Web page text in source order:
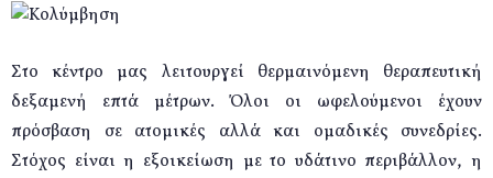
Στο κέντρο μας λειτουργεί θερμαινόμενη θεραπευτική
δεξαμενή επτά μέτρων. Όλοι οι ωφελούμενοι έχουν
πρόσβαση σε ατομικές αλλά και ομαδικές συνεδρίες.
Στόχος είναι η εξοικείωση με το υδάτινο περιβάλλον, η